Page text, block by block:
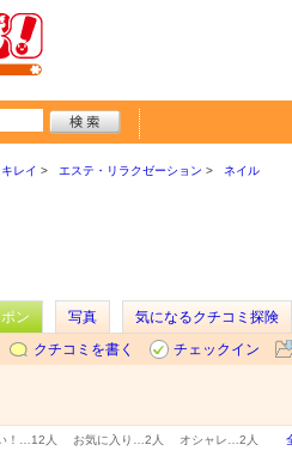
キレイ エステ・リラクゼーション ネイル
ン 写真
気になるクチコミ探険
クチコミを書く
チェックイン
！… 12人 お気に入り… 2人 オシャレ… 2人